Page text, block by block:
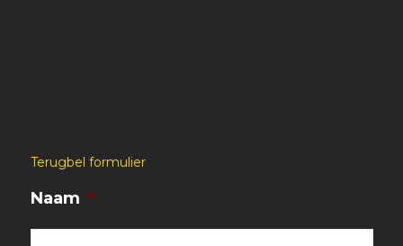
Terugbel formulier
Naam *